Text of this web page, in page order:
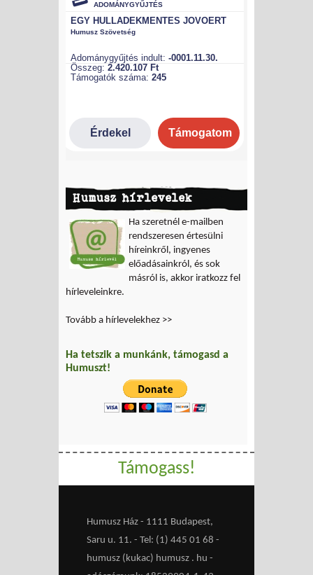
Humusz hírlevelek
Ha szeretnél e-mailben
rendszeresen értesülni
híreinkről, ingyenes
előadásainkról, és sok
másról is, akkor iratkozz fel
hírleveleinkre.
Tovább a hírlevelekhez >>
Ha tetszik a munkánk, támogasd a
Humuszt!
Támogass!
Humusz Ház - 1111 Budapest,
Saru u. 11. - Tel: (1) 445 01 68 -
humusz (kukac) humusz . hu -